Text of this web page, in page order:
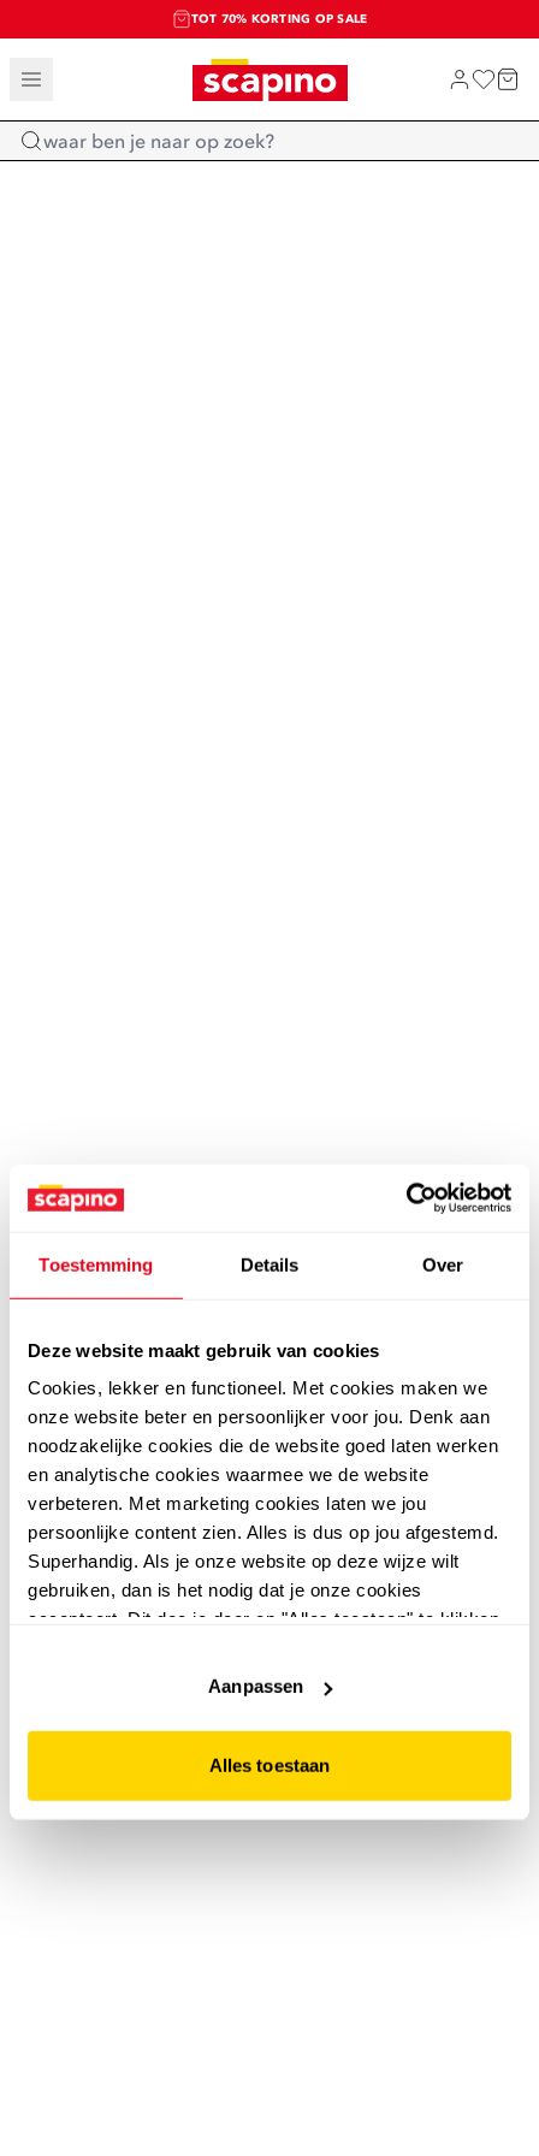
Toestemming Details Over
Deze website maakt gebruik van cookies
Cookies, lekker en functioneel. Met cookies maken we
onze website beter en persoonlijker voor jou. Denk aan
noodzakelijke cookies die de website goed laten werken
en analytische cookies waarmee we de website
verbeteren. Met marketing cookies laten we jou
persoonlijke content zien. Alles is dus op jou afgestemd.
Superhandig. Als je onze website op deze wijze wilt
gebruiken, dan is het nodig dat je onze cookies
accepteert. Dit doe je door op "Alles toestaan" te klikken.
website niet optimaal functioneert.
Aanpassen
Alles toestaan
TOT 70% KORTING OP SALE
SALE: LAATSTE KANS!
SHOP NIEUW
Home